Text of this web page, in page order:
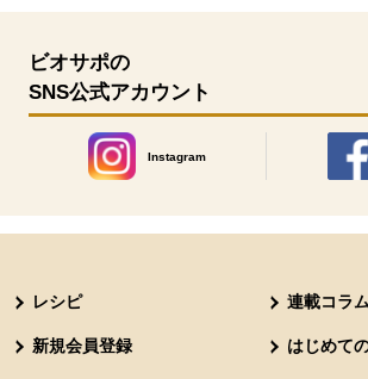
ビオサポの
SNS公式アカウント
Instagram
別のウィンドウで開きます。
レシピ 連載コラム
新規会員登録 はじめて